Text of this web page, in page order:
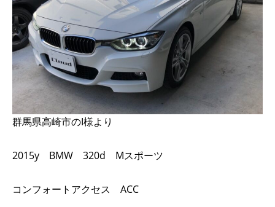
群馬県高崎市のI様より
2015y BMW 320d Mスポーツ
コンフォートアクセス ACC